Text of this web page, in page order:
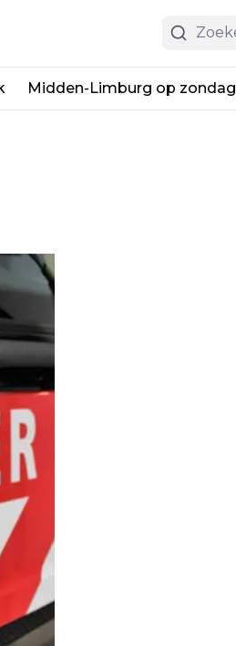
Midden-Limburg op zondag